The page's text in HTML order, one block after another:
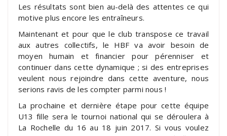
Les résultats sont bien au-delà des attentes ce qui
motive plus encore les entraîneurs.
Maintenant et pour que le club transpose ce travail
aux autres collectifs, le HBF va avoir besoin de
moyen humain et financier pour pérenniser et
continuer dans cette dynamique ; si des entreprises
veulent nous rejoindre dans cette aventure, nous
serions ravis de les compter parmi nous !
La prochaine et dernière étape pour cette équipe
U13 fille sera le tournoi national qui se déroulera à
La Rochelle du 16 au 18 juin 2017. Si vous voulez